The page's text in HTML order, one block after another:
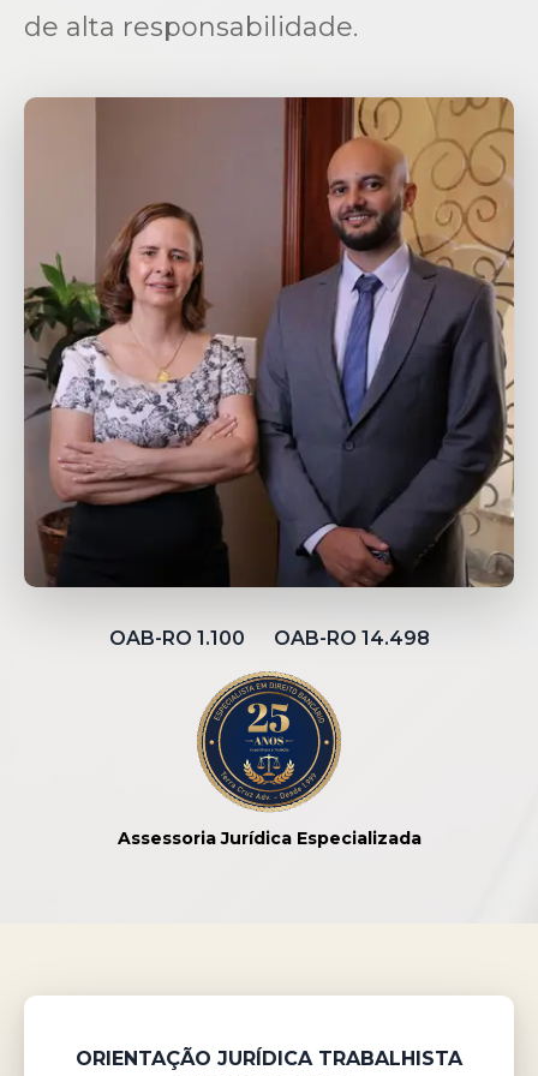
de alta responsabilidade.
OAB-RO 1.100 OAB-RO 14.498
Assessoria Jurídica Especializada
ORIENTAÇÃO JURÍDICA TRABALHISTA